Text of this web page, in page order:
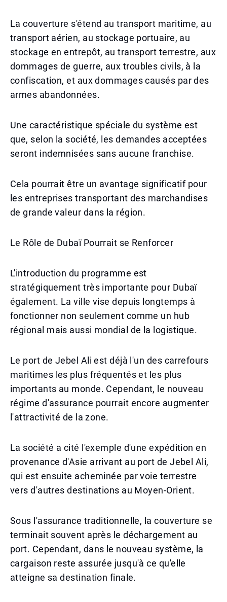
La couverture s'étend au transport maritime, au
transport aérien, au stockage portuaire, au
stockage en entrepôt, au transport terrestre, aux
dommages de guerre, aux troubles civils, à la
confiscation, et aux dommages causés par des
armes abandonnées.
Une caractéristique spéciale du système est
que, selon la société, les demandes acceptées
seront indemnisées sans aucune franchise.
Cela pourrait être un avantage significatif pour
les entreprises transportant des marchandises
de grande valeur dans la région.
Le Rôle de Dubaï Pourrait se Renforcer
L'introduction du programme est
stratégiquement très importante pour Dubaï
également. La ville vise depuis longtemps à
fonctionner non seulement comme un hub
régional mais aussi mondial de la logistique.
Le port de Jebel Ali est déjà l'un des carrefours
maritimes les plus fréquentés et les plus
importants au monde. Cependant, le nouveau
régime d'assurance pourrait encore augmenter
l'attractivité de la zone.
La société a cité l'exemple d'une expédition en
provenance d'Asie arrivant au port de Jebel Ali,
qui est ensuite acheminée par voie terrestre
vers d'autres destinations au Moyen-Orient.
Sous l'assurance traditionnelle, la couverture se
terminait souvent après le déchargement au
port. Cependant, dans le nouveau système, la
cargaison reste assurée jusqu'à ce qu'elle
atteigne sa destination finale.